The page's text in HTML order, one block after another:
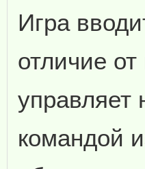
Игра
отличие
управляет
командой